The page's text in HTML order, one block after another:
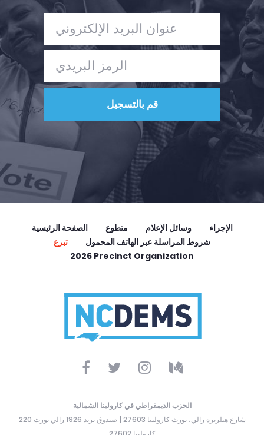
الصفحة الرئيسية متطوع وسائل الإعلام
الإجراء
تبرع
شروط المراسلة عبر الهاتف المحمول
2026 Precinct Organization
الحزب الديمقراطي في كارولينا الشمالية
220 شارع هيلزبره رالي، نورث كارولينا 27603 | صندوق بريد 1926 رالي نورث